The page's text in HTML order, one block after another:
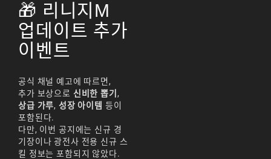
🎁 리니지M
업데이트 추가
이벤트
공식 채널 예고에 따르면,
추가 보상으로 신비한 뽑기 ,
상급 가루, 성장 아이템 등이
포함된다.
다만, 이번 공지에는 신규 경
기장이나 광전사 전용 신규 스
킬 정보는 포함되지 않았다.